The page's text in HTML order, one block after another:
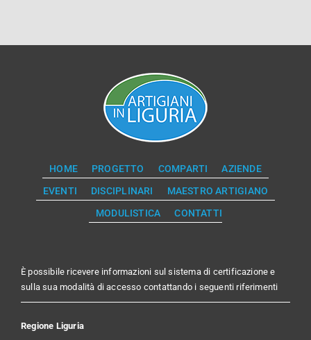
HOME PROGETTO COMPARTI
AZIENDE
EVENTI
DISCIPLINARI
MAESTRO ARTIGIANO
MODULISTICA
CONTATTI
È possibile ricevere informazioni sul sistema di certificazione e
sulla sua modalità di accesso contattando i seguenti riferimenti
Regione Liguria